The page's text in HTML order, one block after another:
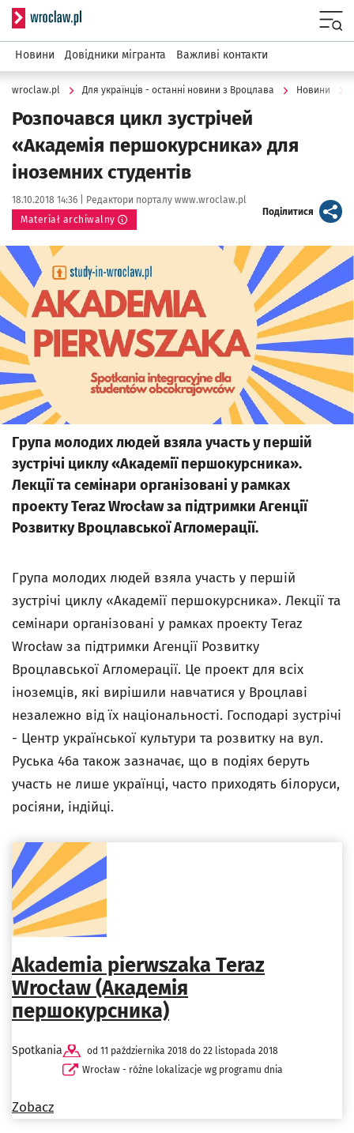
Serwis informacyjny wroclaw.pl
Новини Довідники мігранта Важливі контакти
wroclaw.pl Для українців - останні новини з Вроцлава Новини
Розпочався цикл зустрічей
«Академія першокурсника» для
іноземних студентів
Data publikacji:
18.10.2018 14:36 | Autor:
Редактори порталу www.wroclaw.pl
Materiał archiwalny
Поділитися artykuł
Kliknij, aby powiększyć
Група молодих людей взяла участь у першій
зустрічі циклу «Академії першокурсника».
Лекції та семінари організовані у рамках
проекту Teraz Wrocław за підтримки Агенції
Розвитку Вроцлавської Агломерації.
Група молодих людей взяла участь у першій
зустрічі циклу «Академії першокурсника». Лекції та
семінари організовані у рамках проекту Teraz
Wrocław за підтримки Агенції Розвитку
Вроцлавської Агломерації. Це проект для всіх
іноземців, які вирішили навчатися у Вроцлаві
незалежно від їх національності. Господарі зустрічі
- Центр української культури та розвитку на вул.
Руська 46а також зазначає, що в подіях беруть
участь не лише українці, часто приходять білоруси,
росіяни, індійці.
Akademia pierwszaka Teraz
Wrocław (Академія
першокурсника)
Spotkania
od 11 października 2018 do 22 listopada 2018
Wrocław - różne lokalizacje wg programu dnia
Zobacz